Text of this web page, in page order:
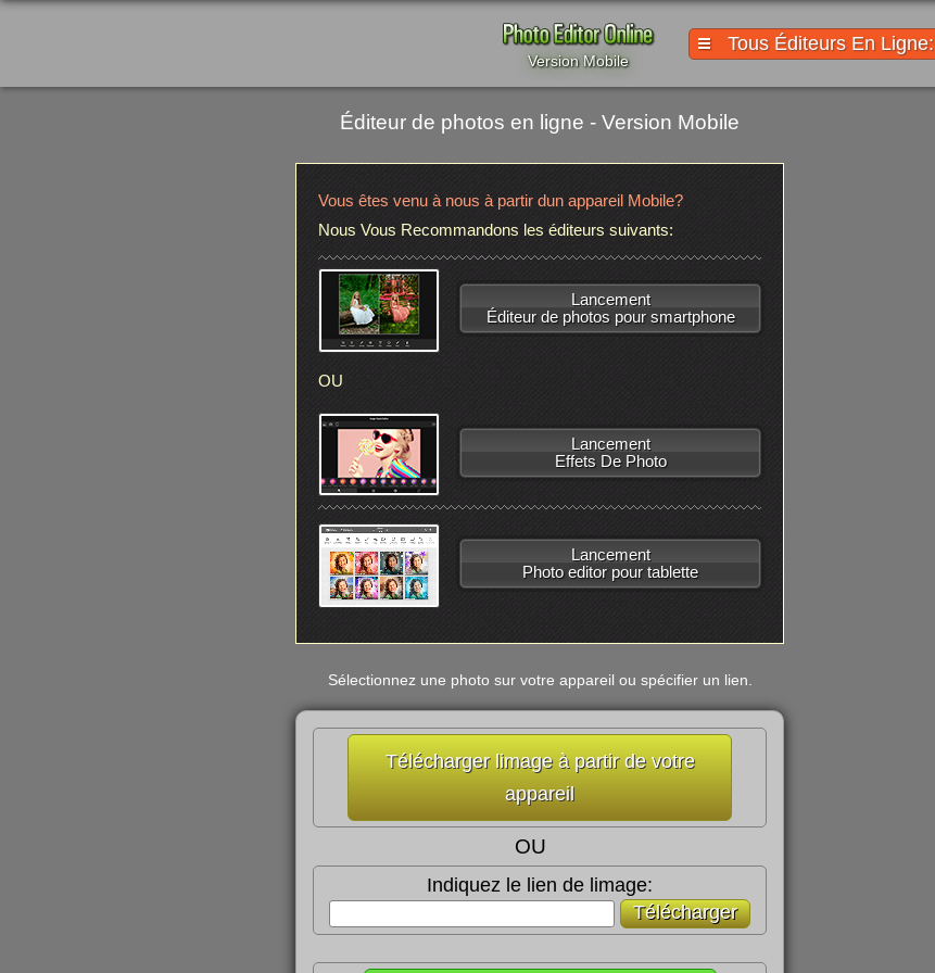
Version Mobile
Tous Éditeurs En Ligne:
Éditeur de photos en ligne - Version Mobile
Vous êtes venu à nous à partir dun appareil Mobile?
Nous Vous Recommandons les éditeurs suivants:
Lancement
Éditeur de photos pour smartphone
OU
Lancement
Effets De Photo
Lancement
Photo editor pour tablette
Sélectionnez une photo sur votre appareil ou spécifier un lien.
Télécharger limage à partir de votre
appareil
OU
Indiquez le lien de limage:
Télécharger